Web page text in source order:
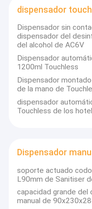
dispensador
Dispensador sin
dispensador del
del alcohol de AC6V
Dispensador
1200ml Touchless
Dispensador
de la mano de
dispensador
Touchless de los
Dispensador
soporte actuado
L90mm de Sanitiser
capacidad grande del
manual de